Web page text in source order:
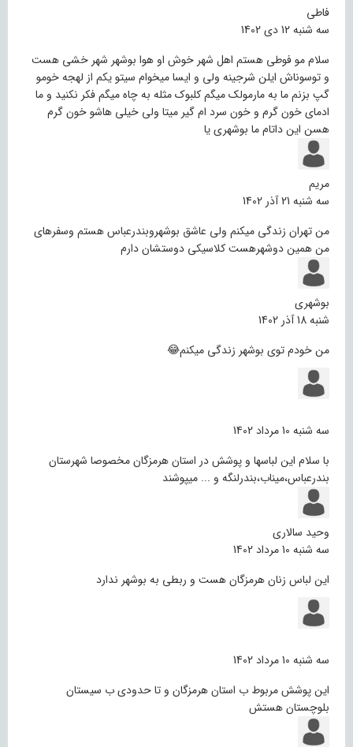
فاطی
سه شنبه 12 دی 1402
سلام مو فوطی هستم اهل شهر خوش او هوا بوشهر شهر خشی هست
و توسوناش ایلن شرجینه ولی و ایسا میخوام سیتو یکم از لهجه خومو
گپ بزنم ما به مارمولک میگم کلبوک مثله به چاه میگم فکر نکنید و ما
ادمای خون گرم و خون سرد ام گیر میتا ولی خیلی هاشو خون گرم
هسن این داتام ما بوشهری یا
مریم
سه شنبه 21 آذر 1402
من تهران زندگی میکنم ولی عاشق بوشهروبندرعباس هستم وسفرهای
من همین دوشهرهست کلاسیکی دوستشان دارم
بوشهری
شنبه 18 آذر 1402
من خودم توی بوشهر زندگی میکنم😂
سه شنبه 10 مرداد 1402
با سلام این لباسها و پوشش در استان هرمزگان مخصوصا شهرستان
بندرعباس،میناب،بندرلنگه و ... میپوشند
وحید سالاری
سه شنبه 10 مرداد 1402
این لباس زنان هرمزگان هست و ربطی به بوشهر ندارد
سه شنبه 10 مرداد 1402
این پوشش مربوط ب استان هرمزگان و تا حدودی ب سیستان
بلوچستان هستش